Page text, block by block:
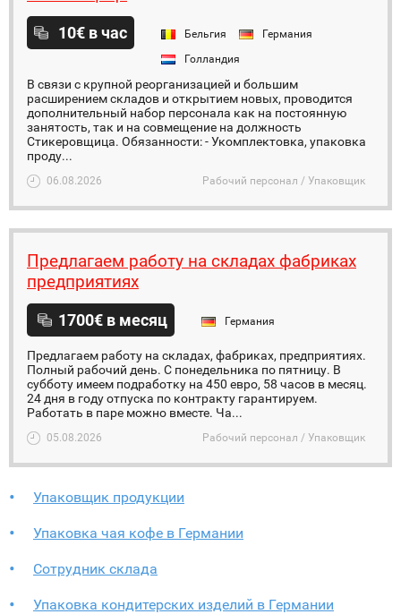
10€ в час Бельгия
Германия
Голландия
В связи с крупной реорганизацией и большим
расширением складов и открытием новых, проводится
дополнительный набор персонала как на постоянную
занятость, так и на совмещение на должность
Стикеровщица. Обязанности: - Укомплектовка, упаковка
проду...
06.08.2026 Рабочий персонал / Упаковщик
Предлагаем работу на складах фабриках
предприятиях
1700€ в месяц Германия
Предлагаем работу на складах, фабриках, предприятиях.
Полный рабочий день. С понедельника по пятницу. В
субботу имеем подработку на 450 евро, 58 часов в месяц.
24 дня в году отпуска по контракту гарантируем.
Работать в паре можно вместе. Ча...
05.08.2026 Рабочий персонал / Упаковщик
Упаковщик продукции
Упаковка чая кофе в Германии
Сотрудник склада
Упаковка кондитерских изделий в Германии